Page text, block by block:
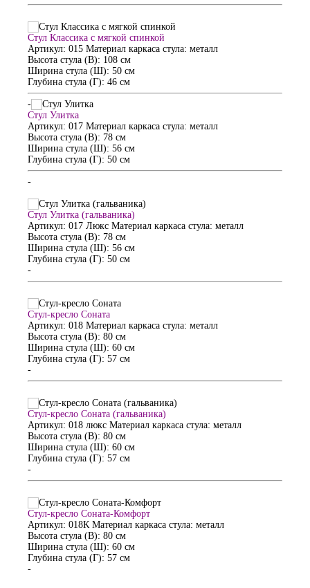
Стул Классика с мягкой спинкой
Артикул: 015 Материал каркаса стула: металл
Высота стула (В): 108 см
Ширина стула (Ш): 50 см
Глубина стула (Г): 46 см
-
Стул Улитка
Артикул: 017 Материал каркаса стула: металл
Высота стула (В): 78 см
Ширина стула (Ш): 56 см
Глубина стула (Г): 50 см
-
Стул Улитка (гальваника)
Артикул: 017 Люкс Материал каркаса стула: металл
Высота стула (В): 78 см
Ширина стула (Ш): 56 см
Глубина стула (Г): 50 см
-
Стул-кресло Соната
Артикул: 018 Материал каркаса стула: металл
Высота стула (В): 80 см
Ширина стула (Ш): 60 см
Глубина стула (Г): 57 см
-
Стул-кресло Соната (гальваника)
Артикул: 018 люкс Материал каркаса стула: металл
Высота стула (В): 80 см
Ширина стула (Ш): 60 см
Глубина стула (Г): 57 см
-
Стул-кресло Соната-Комфорт
Артикул: 018К Материал каркаса стула: металл
Высота стула (В): 80 см
Ширина стула (Ш): 60 см
Глубина стула (Г): 57 см
-